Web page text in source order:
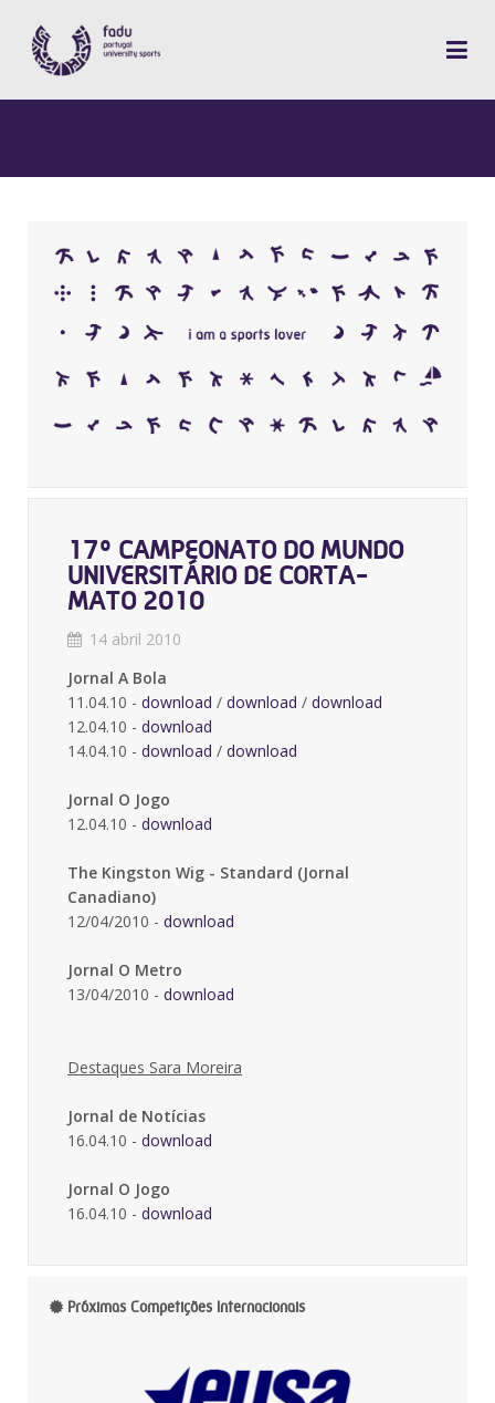
17º CAMPEONATO DO MUNDO
UNIVERSITÁRIO DE CORTA-
MATO 2010
14 abril 2010
Jornal A Bola
11.04.10 - download / download / download
12.04.10 - download
14.04.10 - download / download
Jornal O Jogo
12.04.10 - download
The Kingston Wig - Standard (Jornal
Canadiano)
12/04/2010 - download
Jornal O Metro
13/04/2010 - download
Destaques Sara Moreira
Jornal de Notícias
16.04.10 - download
Jornal O Jogo
16.04.10 - download
Próximas Competições Internacionais